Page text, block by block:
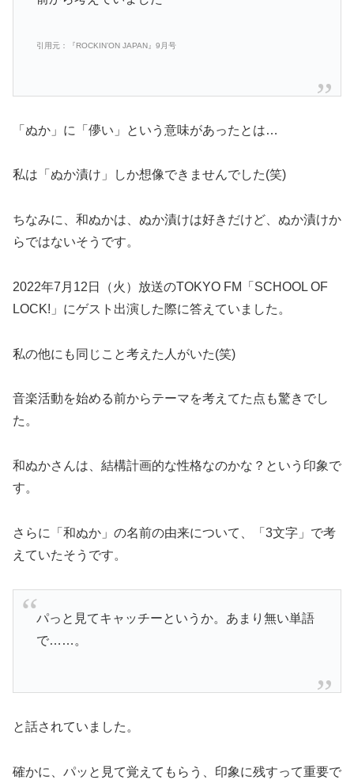
引用元：『ROCKIN’ON JAPAN』9月号
「ぬか」に「儚い」という意味があったとは…
私は「ぬか漬け」しか想像できませんでした(笑)
ちなみに、和ぬかは、ぬか漬けは好きだけど、ぬか漬けか
らではないそうです。
2022年7月12日（火）放送のTOKYO FM「SCHOOL OF
LOCK!」にゲスト出演した際に答えていました。
私の他にも同じこと考えた人がいた(笑)
音楽活動を始める前からテーマを考えてた点も驚きでし
た。
和ぬかさんは、結構計画的な性格なのかな？という印象で
す。
さらに「和ぬか」の名前の由来について、「3文字」で考
えていたそうです。
パっと見てキャッチーというか。あまり無い単語
で……。
と話されていました。
確かに、パッと見て覚えてもらう、印象に残すって重要で